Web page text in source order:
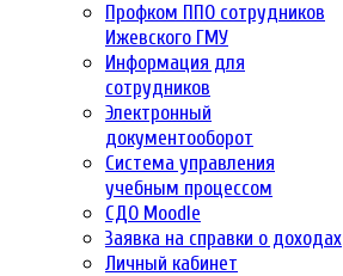
Профком ППО сотрудников
Ижевского ГМУ
Информация для
сотрудников
Электронный
документооборот
Система управления
учебным процессом
СДО Moodle
Заявка на справки о доходах
Личный кабинет